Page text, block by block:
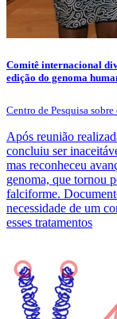
Comitê internacional
edição do genoma
Centro de Pesquisa
Após reunião
concluiu ser
mas reconheceu
genoma, que tornou
falciforme.
necessidade de um
esses tratamentos